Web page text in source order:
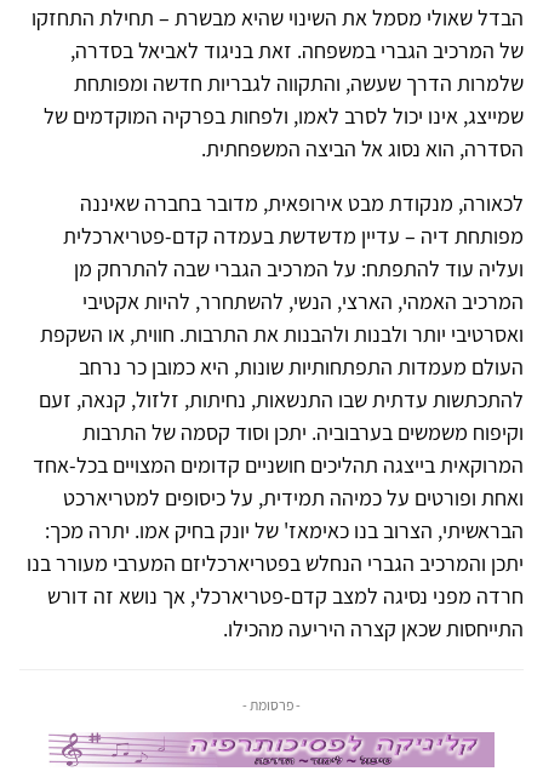
הבדל שאולי מסמל את השינוי שהיא מבשרת – תחילת התחזקו
של המרכיב הגברי במשפחה. זאת בניגוד לאביאל בסדרה,
שלמרות הדרך שעשה, והתקווה לגבריות חדשה ומפותחת
שמייצג, אינו יכול לסרב לאמו, ולפחות בפרקיה המוקדמים של
הסדרה, הוא נסוג אל הביצה המשפחתית.
לכאורה, מנקודת מבט אירופאית, מדובר בחברה שאיננה
מפותחת דיה – עדיין מדשדשת בעמדה קדם-פטריארכלית
ועליה עוד להתפתח: על המרכיב הגברי שבה להתרחק מן
המרכיב האמהי, הארצי, הנשי, להשתחרר, להיות אקטיבי
ואסרטיבי יותר ולבנות ולהבנות את התרבות. חווית, או השקפת
העולם מעמדות התפתחותיות שונות, היא כמובן כר נרחב
להתכתשות עדתית שבו התנשאות, נחיתות, זלזול, קנאה, זעם
וקיפוח משמשים בערבוביה. יתכן וסוד קסמה של התרבות
המרוקאית בייצגה תהליכים חושניים קדומים המצויים בכל-אחד
ואחת ופורטים על כמיהה תמידית, על כיסופים למטריארכט
הבראשיתי, הצרוב בנו כאימאז' של יונק בחיק אמו. יתרה מכך:
יתכן והמרכיב הגברי הנחלש בפטריארכליזם המערבי מעורר בנו
חרדה מפני נסיגה למצב קדם-פטריארכלי, אך נושא זה דורש
התייחסות שכאן קצרה היריעה מהכילו.
- פרסומת -